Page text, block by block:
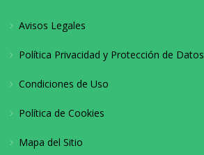
Avisos Legales
Política Privacidad y Protección de Datos
Condiciones de Uso
Política de Cookies
Mapa del Sitio